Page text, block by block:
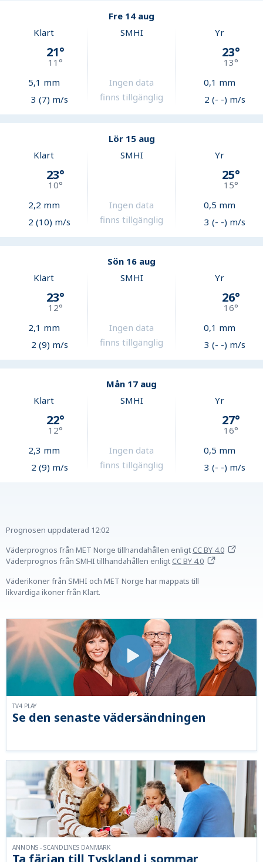
Fre 14 aug
Klart
21°
11°
5,1 mm
3 (7) m/s
SMHI
Ingen data
finns tillgänglig
Yr
23°
13°
0,1 mm
2 (- -) m/s
Lör 15 aug
Klart
23°
10°
2,2 mm
2 (10) m/s
SMHI
Ingen data
finns tillgänglig
Yr
25°
15°
0,5 mm
3 (- -) m/s
Sön 16 aug
Klart
23°
12°
2,1 mm
2 (9) m/s
SMHI
Ingen data
finns tillgänglig
Yr
26°
16°
0,1 mm
3 (- -) m/s
Mån 17 aug
Klart
22°
12°
2,3 mm
2 (9) m/s
SMHI
Ingen data
finns tillgänglig
Yr
27°
16°
0,5 mm
3 (- -) m/s
Prognosen uppdaterad 12:02
Väderprognos från MET Norge tillhandahållen enligtCC BY 4.0
Väderprognos från SMHI tillhandahållen enligtCC BY 4.0
Väderikoner från SMHI och MET Norge har mappats till
likvärdiga ikoner från Klart.
Se den senaste vädersändningen
TV4 PLAY
ANNONS - SCANDLINES DANMARK